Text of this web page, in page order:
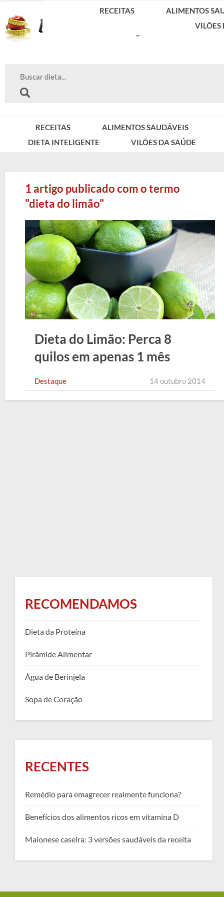
RECEITAS
ALIMENTOS SAUDÁVEIS
DIETA INTELIGENTE
VILÕES DA SAÚDE
RECEITAS
ALIMENTOS
VILÕES
1 artigo publicado com o termo
"dieta do limão"
Dieta do Limão: Perca 8
quilos em apenas 1 mês
Destaque 14 outubro 2014
RECOMENDAMOS
Dieta da Proteína
Pirâmide Alimentar
Água de Berinjela
Sopa de Coração
RECENTES
Remédio para emagrecer realmente funciona?
Benefícios dos alimentos ricos em vitamina D
Maionese caseira: 3 versões saudáveis da receita